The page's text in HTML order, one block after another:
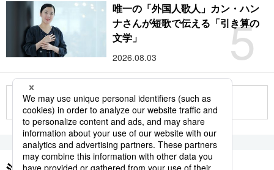
5
唯一の「外国人歌人」カン・ハン
ナさんが短歌で伝える「引き算の
文学」
2026.08.03
もっと見る